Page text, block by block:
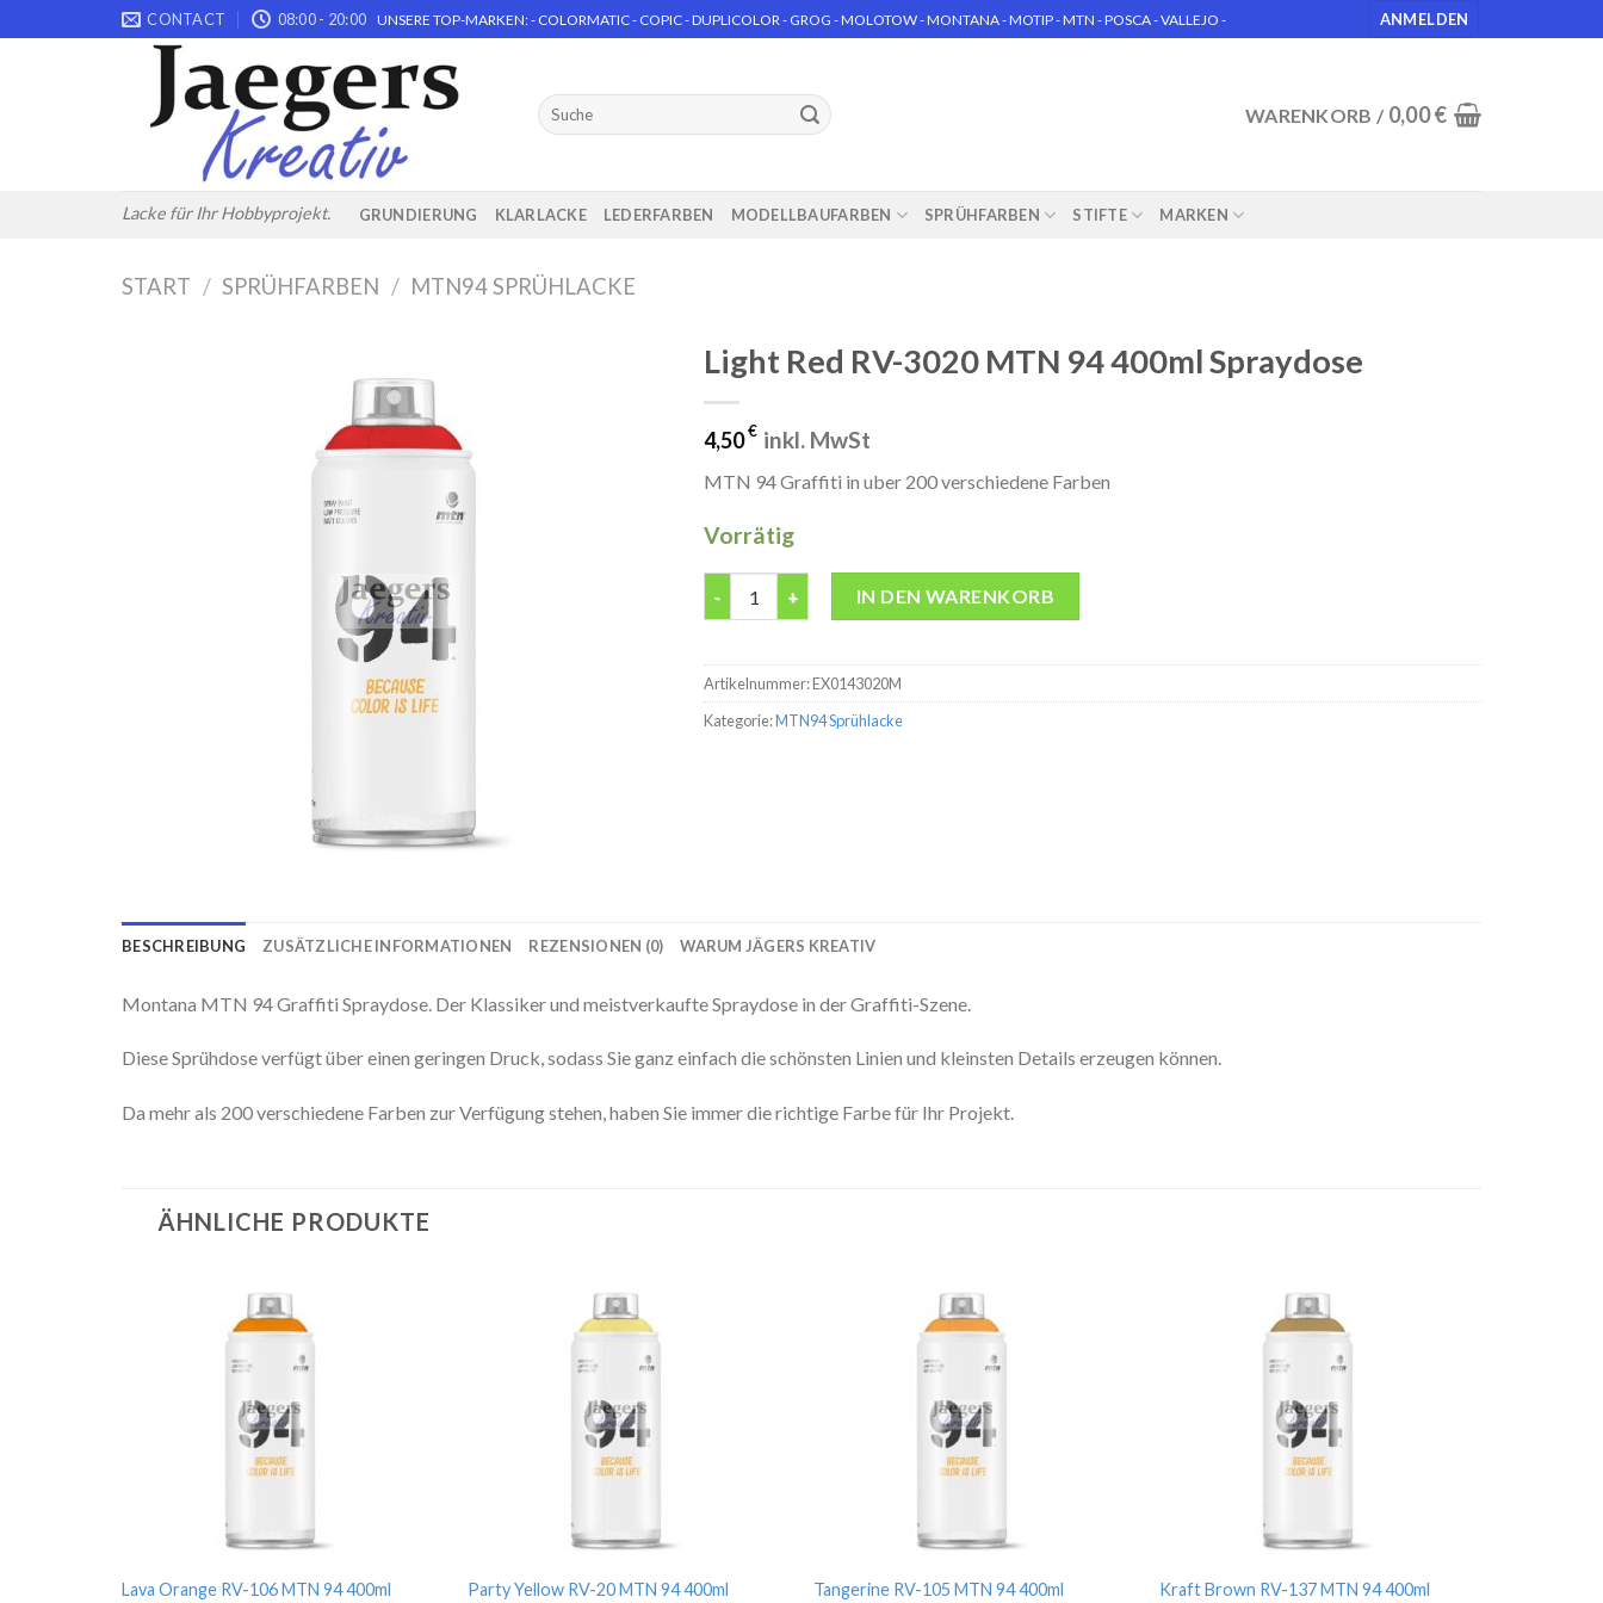
to
CONTACT 08:00 - 20:00 UNSERE TOP-MARKEN: - COLORMATIC - COPIC - DUPLICOLOR - GROG - MOLOTOW - MONTANA - MOTIP - MTN - POSCA - VALLEJO - ANMELDEN
Lacke für Ihr Hobbyprojekt.
Suchen
nach:
WARENKORB / 0,00€
GRUNDIERUNG KLARLACKE LEDERFARBEN MODELLBAUFARBEN SPRÜHFARBEN STIFTE MARKEN
START / SPRÜHFARBEN / MTN94 SPRÜHLACKE
Light Red RV-3020 MTN 94 400ml Spraydose
4,50€ inkl. MwSt
MTN 94 Graffiti in uber 200 verschiedene Farben
Vorrätig
IN DEN WARENKORB
Artikelnummer:EX0143020M
Kategorie:MTN94 Sprühlacke
BESCHREIBUNG ZUSÄTZLICHE INFORMATIONEN REZENSIONEN (0) WARUM JÄGERS KREATIV
Montana MTN 94 Graffiti Spraydose. Der Klassiker und meistverkaufte Spraydose in der Graffiti-Szene.
Diese Sprühdose verfügt über einen geringen Druck, sodass Sie ganz einfach die schönsten Linien und kleinsten Details erzeugen können.
Da mehr als 200 verschiedene Farben zur Verfügung stehen, haben Sie immer die richtige Farbe für Ihr Projekt.
ÄHNLICHE PRODUKTE
Lava Orange RV-106 MTN 94 400ml
Party Yellow RV-20 MTN 94 400ml
Tangerine RV-105 MTN 94 400ml
Kraft Brown RV-137 MTN 94 400ml